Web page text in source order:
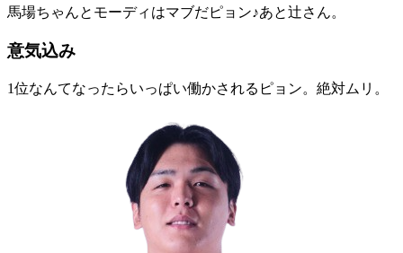
馬場ちゃんとモーディはマブだピョン♪あと辻さん。
意気込み
1位なんてなったらいっぱい働かされるピョン。絶対ムリ。